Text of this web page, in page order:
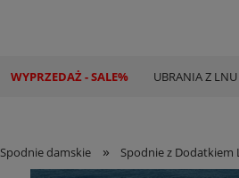
WYPRZEDAŻ - SALE% UBRANIA Z LNU
Spodnie damskie » Spodnie z Dodatkiem